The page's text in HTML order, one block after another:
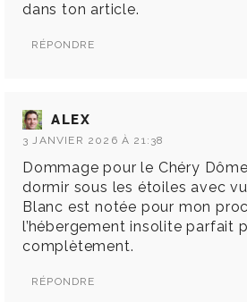
dans ton article.
RÉPONDRE
ALEX
3 JANVIER 2026 À 21:38
Dommage pour le Chéry
dormir sous les étoiles avec
Blanc est notée pour mon
l’hébergement insolite parfait
complètement.
RÉPONDRE